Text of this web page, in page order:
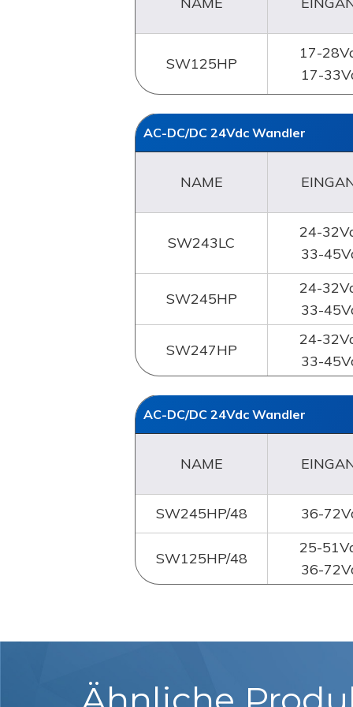
SW125HP
17-
17-
AC-DC/DC 24Vdc Wandler
NAME
SW243LC
24-
33-
SW245HP
24-
33-
SW247HP
24-
33-
AC-DC/DC 24Vdc Wandler
NAME
SW245HP/48 36-
SW125HP/48
25-
36-